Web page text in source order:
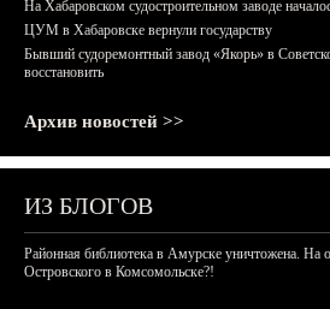
На Хабаровском судостроительном заводе
ЦУМ в Хабаровске вернули государству
Бывший судоремонтный завод «Якорь» в
восстановить
Архив новостей >>
ИЗ БЛОГОВ
Районная библиотека в Амурске уничтожена. На
Островского в Комсомольске?!